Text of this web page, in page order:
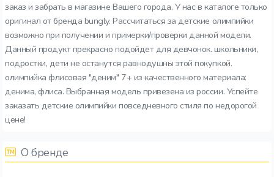
заказ и забрать в магазине Вашего города. У нас в каталоге только
оригинал от бренда bungly. Рассчитаться за детские олимпийки
возможно при получении и примерки/проверки данной модели.
Данный продукт прекрасно подойдет для девчонок. школьники,
подростки, дети не останутся равнодушны этой покупкой.
олимпийка флисовая "деним" 7+ из качественного материала:
денима, флиса. Выбранная модель привезена из россии. Успейте
заказать детские олимпийки повседневного стиля по недорогой
цене!
О бренде